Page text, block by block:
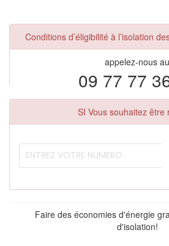
Conditions d’éligibilité à l’isolation
appelez-nous au
09 77 77
SI Vous souhaitez être
Faire des économies d'énergie
d'isolation!